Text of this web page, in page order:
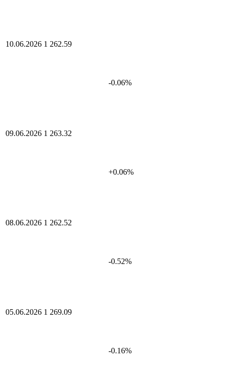
10.06.2026 1 262.59
-0.06%
09.06.2026 1 263.32
+0.06%
08.06.2026 1 262.52
-0.52%
05.06.2026 1 269.09
-0.16%